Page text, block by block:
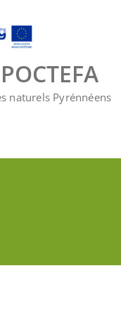
naturels Pyrénnéens